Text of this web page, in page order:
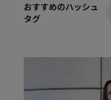
おすすめのハッシュ
タグ